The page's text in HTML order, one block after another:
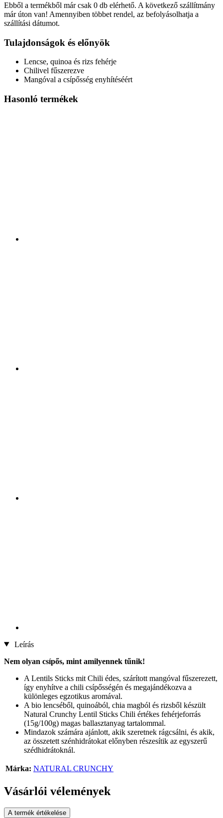
Ebből a termékből már csak 0 db elérhető. A következő szállítmány
már úton van! Amennyiben többet rendel, az befolyásolhatja a
szállítási dátumot.
Tulajdonságok és előnyök
Lencse, quinoa és rizs fehérje
Chilivel fűszerezve
Mangóval a csípősség enyhítéséért
Hasonló termékek
Leírás
Nem olyan csípős, mint amilyennek tűnik!
A Lentils Sticks mit Chili édes, szárított mangóval fűszerezett,
így enyhítve a chili csípősségén és megajándékozva a
különleges egzotikus aromával.
A bio lencséből, quinoából, chia magból és rizsből készült
Natural Crunchy Lentil Sticks Chili értékes fehérjeforrás
(15g/100g) magas ballasztanyag tartalommal.
Mindazok számára ajánlott, akik szeretnek rágcsálni, és akik,
az összetett szénhidrátokat előnyben részesítik az egyszerű
szédhidrátoknál.
Márka: NATURAL CRUNCHY
Vásárlói vélemények
A termék értékelése